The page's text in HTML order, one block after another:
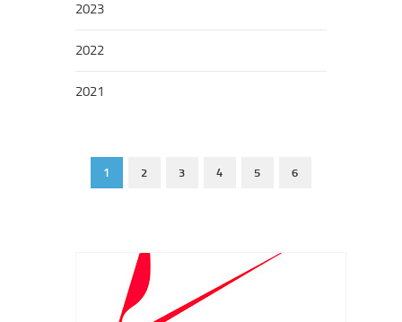
2023
2022
2021
1 2 3 4 5 6